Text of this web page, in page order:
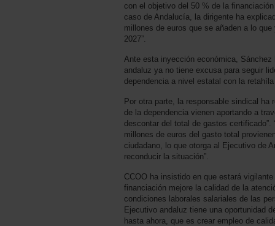
con el objetivo del 50 % de la
caso de Andalucía, la dirigente ha
millones de euros que se añaden a lo
2027”.
Ante esta inyección económica, Sánchez
andaluz ya no tiene excusa para seguir
dependencia a nivel estatal con la retahíla
Por otra parte, la responsable sindical ha
de la dependencia vienen aportando a
descontar del total de gastos certificado”.
millones de euros del gasto total
ciudadano, lo que otorga al Ejecutivo de
reconducir la situación”.
CCOO ha insistido en que estará
financiación mejore la calidad de la
condiciones laborales salariales de las
Ejecutivo andaluz tiene una oportunidad
hasta ahora, que es crear empleo de